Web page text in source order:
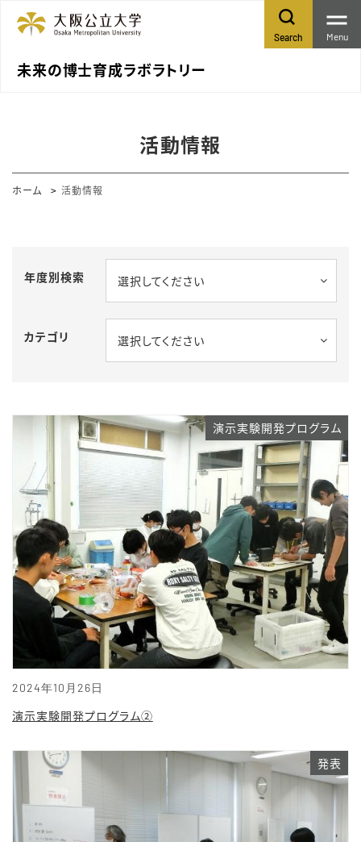
未来の博士育成ラボラトリー
Search Menu
活動情報
ホーム 活動情報
年度別検索 選択してください
カテゴリ 選択してください
2024年10月26日
演示実験開発プログラム
演示実験開発プログラム②
発表